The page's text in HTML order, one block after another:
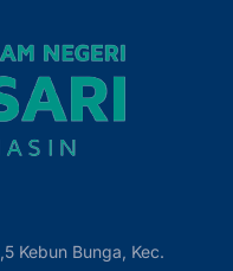
Kebun Bunga, Kec.